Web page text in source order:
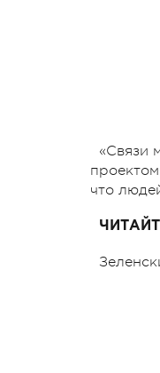
«Связи
что